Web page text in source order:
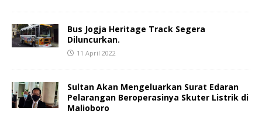
Bus Jogja Heritage Track Segera
Diluncurkan.
11 April 2022
Sultan Akan Mengeluarkan Surat Edaran
Pelarangan Beroperasinya Skuter Listrik di
Malioboro